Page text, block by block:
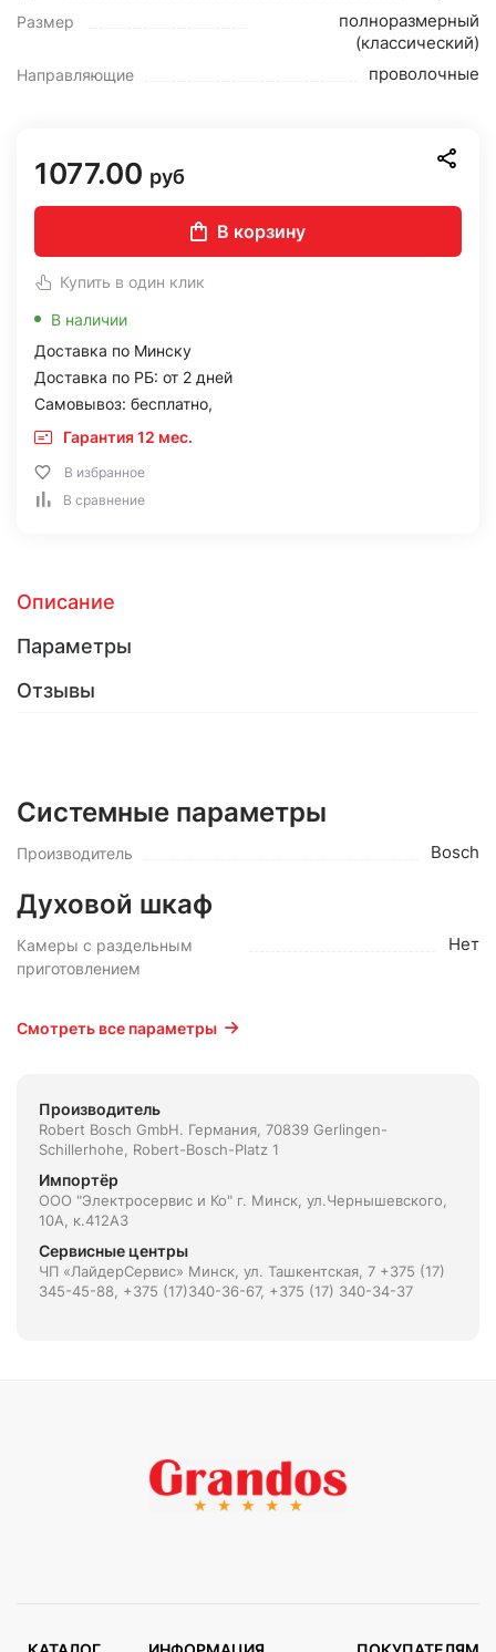
Размер
полноразмерный
(классический)
Направляющие проволочные
1077.00 руб
В корзину
Купить в один клик
В наличии
Доставка по Минску
Доставка по РБ: от 2 дней
Самовывоз: бесплатно,
Гарантия 12 мес.
В избранное
В сравнение
Описание
Параметры
Отзывы
Системные параметры
Производитель Bosch
Духовой шкаф
Камеры с раздельным
приготовлением
Нет
Смотреть все параметры
Производитель
Robert Bosch GmbH. Германия, 70839 Gerlingen-
Schillerhohe, Robert-Bosch-Platz 1
Импортёр
ООО "Электросервис и Ко" г. Минск, ул.Чернышевского,
10А, к.412АЗ
Сервисные центры
ЧП «ЛайдерСервис» Минск, ул. Ташкентская, 7 +375 (17)
345-45-88, +375 (17)340-36-67, +375 (17) 340-34-37